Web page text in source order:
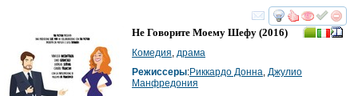
смотреть
Не Говорите Моему Шефу (2016)
Комедия, драма
Режиссеры:Риккардо Донна, Джулио
Манфредония